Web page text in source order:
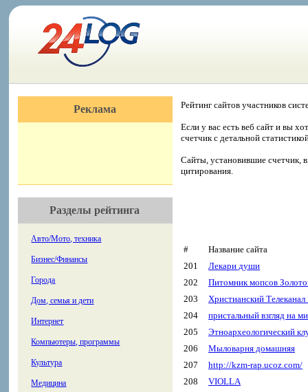
Реклама
Разделы рейтинга
Авто/Мото, техника
Бизнес/Финансы
Города
Дом, семья и дети
Интернет
Компьютеры, программы
Культура
Медицина
Рейтинг сайтов участников
Если у вас есть веб сайт и вы
счетчик с детальной
Сайты, установившие счетчик,
цитирования.
#
Название сайта
201
Лекари души
202
Питомник мопсов
203
Христианский
204
пристальный взгляд на
205
Этноархеологический
206
Мыловарня домашняя
207
http://kzm-rap.ucoz.com/
208
VIOLLA